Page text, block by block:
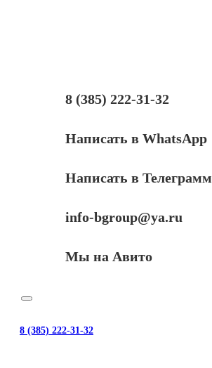
8 (385) 222-31-32
Написать в WhatsApp
Написать в Телеграмм
info-bgroup@ya.ru
Мы на Авито
8 (385) 222-31-32